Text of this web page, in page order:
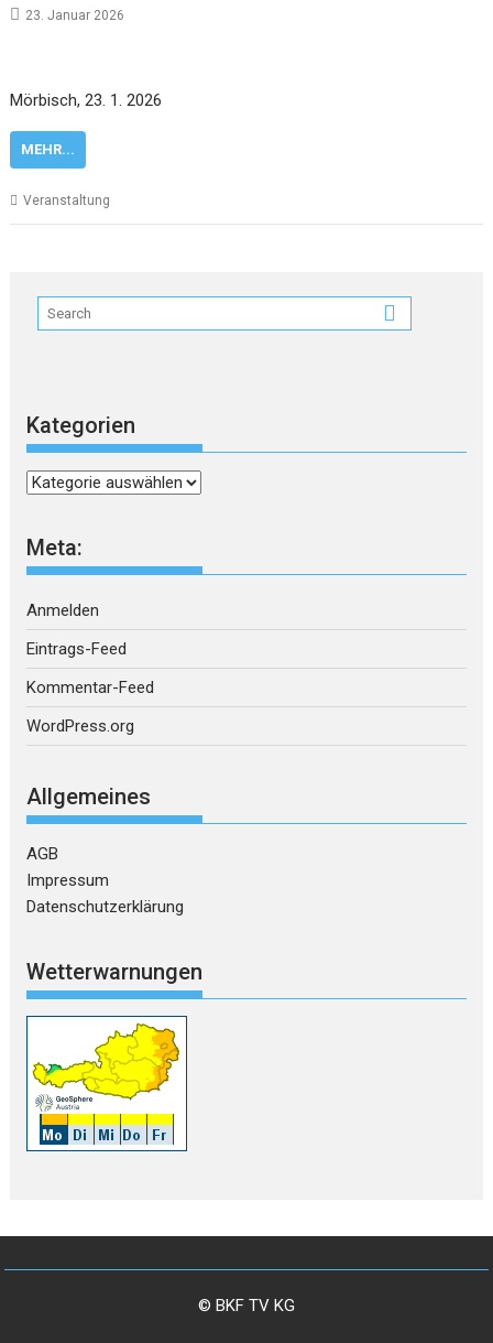
23. Januar 2026
Mörbisch, 23. 1. 2026
MEHR...
Veranstaltung
Kategorien
Kategorien
Meta:
Anmelden
Eintrags-Feed
Kommentar-Feed
WordPress.org
Allgemeines
AGB
Impressum
Datenschutzerklärung
Wetterwarnungen
© BKF TV KG